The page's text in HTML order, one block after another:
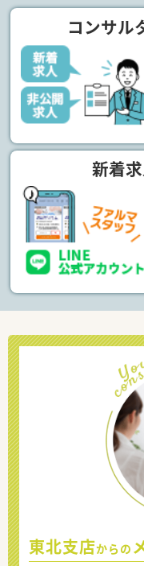
コンサル
新着
東北支店からの